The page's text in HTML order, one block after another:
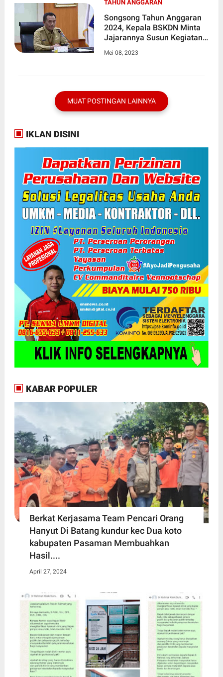
TAHUN ANGGARAN
Songsong Tahun Anggaran
2024, Kepala BSKDN Minta
Jajarannya Susun Kegiatan
Mei 08, 2023
MUAT POSTINGAN LAINNYA
IKLAN DISINI
KABAR POPULER
Berkat Kerjasama Team Pencari Orang
Hanyut Di Batang kundur kec Dua koto
kabupaten Pasaman Membuahkan
Hasil....
April 27, 2024